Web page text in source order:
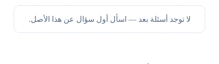
لا توجد أسئلة بعد — اسأل أول سؤال عن هذا الأصل.